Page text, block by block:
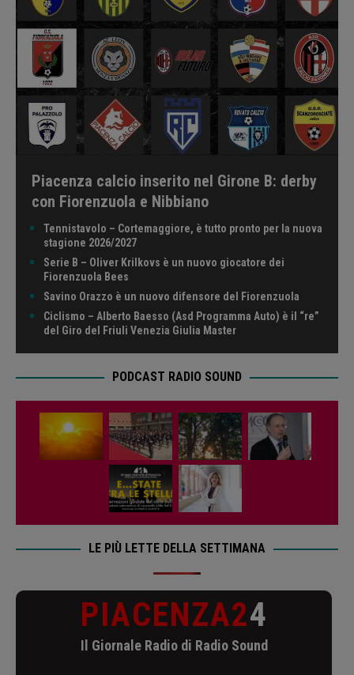
Piacenza calcio inserito nel Girone B: derby
con Fiorenzuola e Nibbiano
Tennistavolo – Cortemaggiore, è tutto pronto per la nuova
stagione 2026/2027
Serie B – Oliver Krilkovs è un nuovo giocatore dei
Fiorenzuola Bees
Savino Orazzo è un nuovo difensore del Fiorenzuola
Ciclismo – Alberto Baesso (Asd Programma Auto) è il “re”
del Giro del Friuli Venezia Giulia Master
PODCAST RADIO SOUND
LE PIÙ LETTE DELLA SETTIMANA
PIACENZA24
Il Giornale Radio di Radio Sound